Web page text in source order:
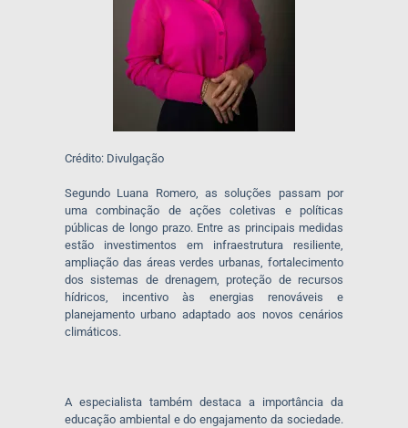
Crédito: Divulgação
Segundo Luana Romero, as soluções passam por
uma combinação de ações coletivas e políticas
públicas de longo prazo. Entre as principais medidas
estão investimentos em infraestrutura resiliente,
ampliação das áreas verdes urbanas, fortalecimento
dos sistemas de drenagem, proteção de recursos
hídricos, incentivo às energias renováveis e
planejamento urbano adaptado aos novos cenários
climáticos.
A especialista também destaca a importância da
educação ambiental e do engajamento da sociedade.